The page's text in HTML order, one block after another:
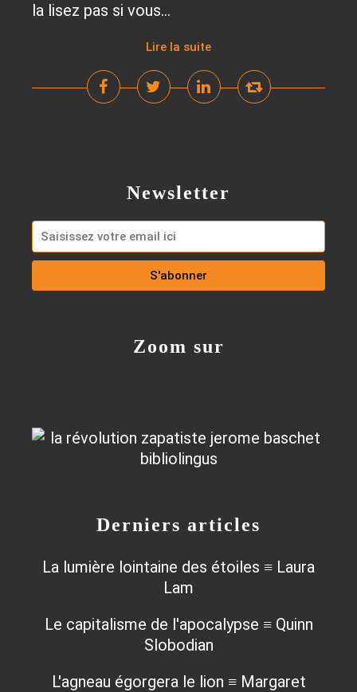
la lisez pas si vous...
Lire la suite
Newsletter
Derniers articles
La lumière lointaine des étoiles ≡ Laura
Lam
Le capitalisme de l'apocalypse ≡ Quinn
Slobodian
L'agneau égorgera le lion ≡ Margaret
Zoom sur